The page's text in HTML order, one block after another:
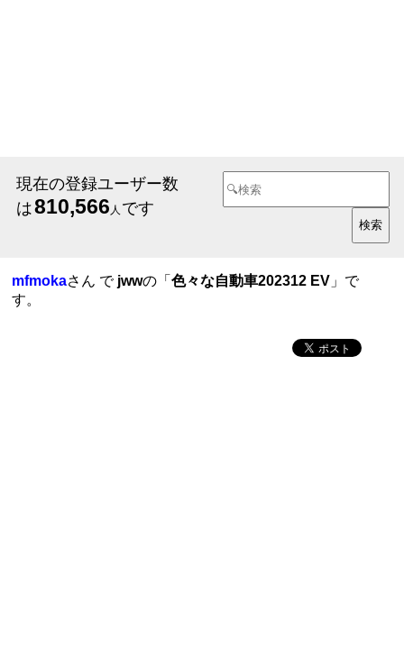
現在の登録ユーザー数
は810,566 人 です
mfmokaさん で jwwの「色々な自動車202312 EV 」で
す。